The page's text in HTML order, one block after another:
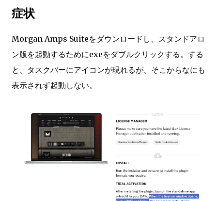
症状
Morgan Amps Suiteをダウンロードし、スタンドアロ
ン版を起動するためにexeをダブルクリックする。する
と、タスクバーにアイコンが現れるが、そこからなにも
表示されず起動しない。